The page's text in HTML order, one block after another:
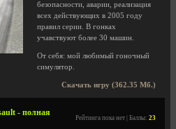
безопасности, аварии, реализация
всех действующих в 2005 году
правил серии. В гонках
учавствуют более 30 машин.
От себя: мой любимый гоночный
симулятор.
Скачать игру (362.35 Мб.)
- полная
Рейтинга пока нет | Баллы: 23